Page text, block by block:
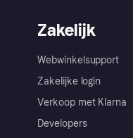
Zakelijk
Webwinkelsupport
Zakelijke login
Verkoop met Klarna
Developers